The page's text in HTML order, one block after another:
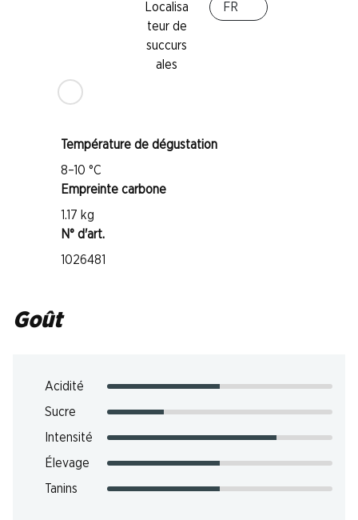
Localisa
teur de
succurs
ales
FR
IP-Suisse
Température de dégustation
8–10 °C
Empreinte carbone
1.17 kg
N° d'art.
1026481
Goût
Acidité
Sucre
Intensité
Élevage
Tanins